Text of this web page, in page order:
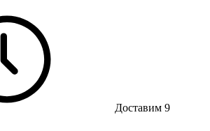
Доставим 9